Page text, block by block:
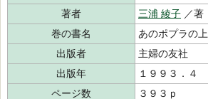
著者
三浦 綾子 ／著
巻の書名
あのポプラの
出版者
主婦の友社
出版年
１９９３．４
ページ数
３９３ｐ